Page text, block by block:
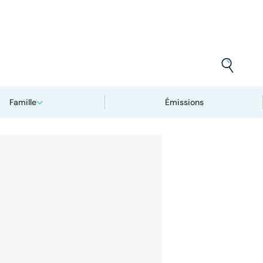
Famille Émissions